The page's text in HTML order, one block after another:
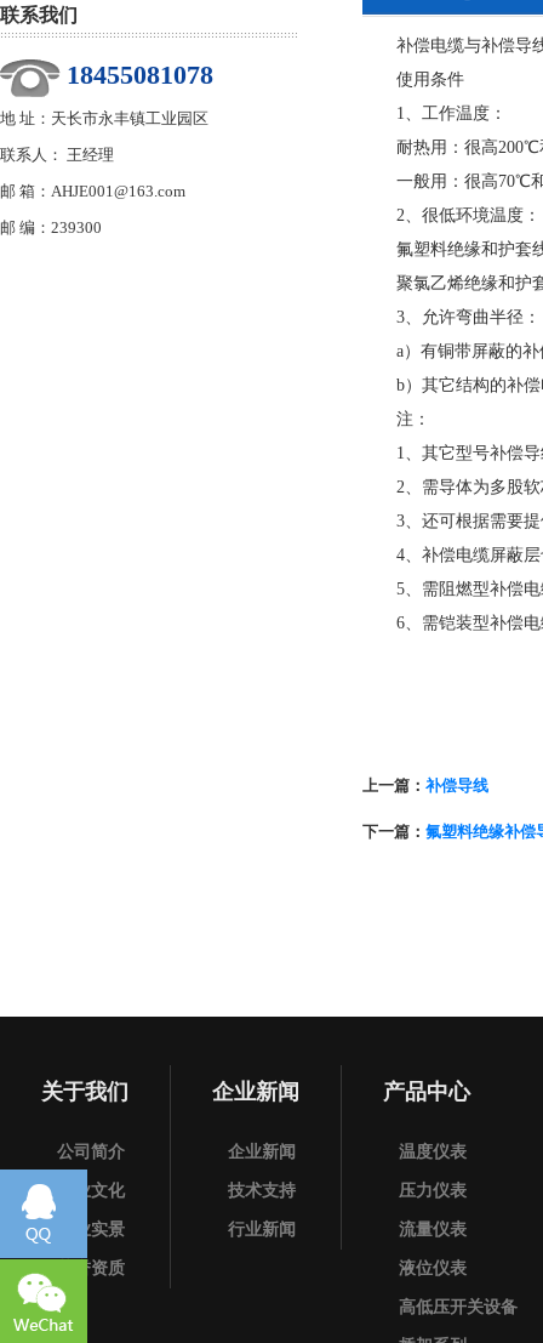
联系我们
18455081078
地 址：天长市永丰镇工业园区
联系人： 王经理
邮 箱：AHJE001@163.com
邮 编：239300
补偿电缆与补偿导线
使用条件
1、工作温度：
耐热用：很高200℃
一般用：很高70℃
2、很低环境温度：
氟塑料绝缘和护套线
聚氯乙烯绝缘和护套
3、允许弯曲半径：
a）有铜带屏蔽的补
b）其它结构的补偿
注：
1、其它型号补偿导
2、需导体为多股软
3、还可根据需要提
4、补偿电缆屏蔽层
5、需阻燃型补偿电
6、需铠装型补偿电缆
上一篇： 补偿导线
下一篇： 氟塑料绝缘补偿
关于我们
公司简介
企业文化
企业实景
荣誉资质
企业新闻
企业新闻
技术支持
行业新闻
产品中心
温度仪表
压力仪表
流量仪表
液位仪表
高低压开关设备